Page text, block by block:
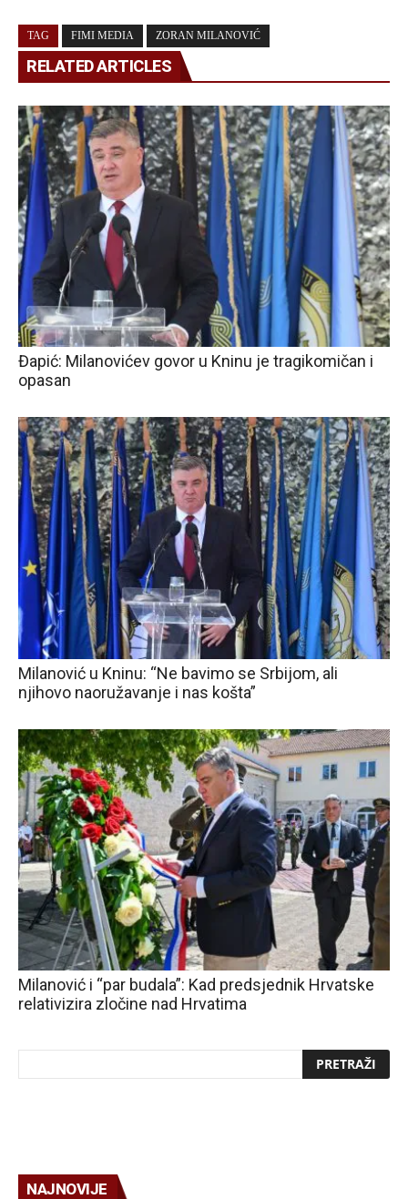
TAG FIMI MEDIA ZORAN MILANOVIĆ
RELATED ARTICLES
Đapić: Milanovićev govor u Kninu je tragikomičan i
opasan
Milanović u Kninu: “Ne bavimo se Srbijom, ali
njihovo naoružavanje i nas košta”
Milanović i “par budala”: Kad predsjednik Hrvatske
relativizira zločine nad Hrvatima
NAJNOVIJE